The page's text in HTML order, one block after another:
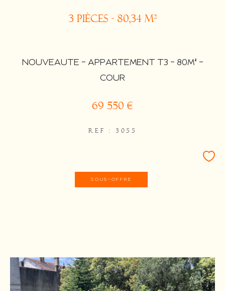
3 pièces - 80,34 m²
NOUVEAUTE - APPARTEMENT T3 - 80M² -
COUR
69 550 €
REF : 3055
SOUS-OFFRE